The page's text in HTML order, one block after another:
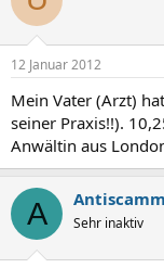
12 Januar 2012
Mein Vater (Arzt)
seiner Praxis!!).
Anwältin aus
A Sehr inaktiv